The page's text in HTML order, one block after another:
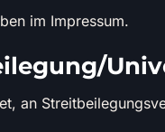
im Impressum.
an